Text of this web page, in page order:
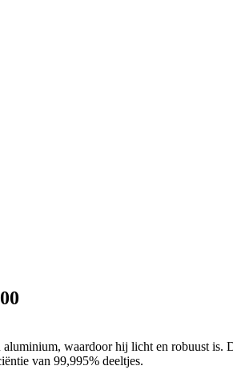
waardoor hij licht en robuust
van 99,995% deeltjes.